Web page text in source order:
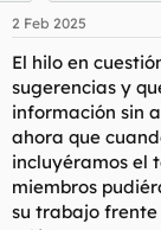
e
:
2 Feb 2025
El hilo en
sugerencias y
información sin
ahora que
incluyéramos el
miembros
su trabajo frente